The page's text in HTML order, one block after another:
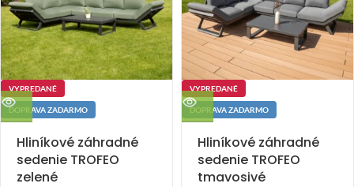
VYPREDANÉ
DOPRAVA ZADARMO
Hliníkové záhradné
sedenie TROFEO
zelené
VYPREDANÉ
DOPRAVA ZADARMO
Hliníkové záhradné
sedenie TROFEO
tmavosivé